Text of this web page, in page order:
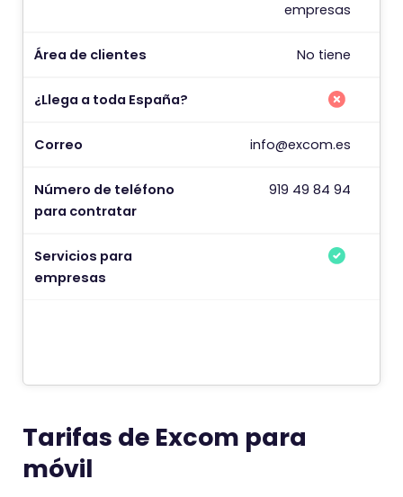
empresas
Área de clientes No tiene
¿Llega a toda España?
Correo info@excom.es
Número de teléfono
para contratar
919 49 84 94
Servicios para
empresas
Tarifas de Excom para
móvil